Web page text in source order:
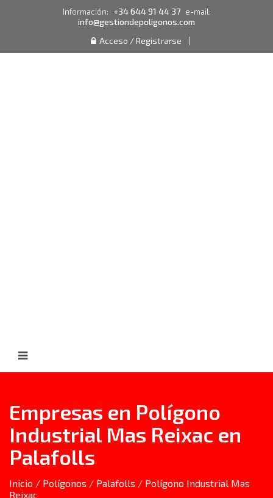
Información: +34 644 91 44 37 e-mail:
info@gestiondepoligonos.com
Acceso / Registrarse
Empresas en Polígono
Industrial Mas Reixac en
Palafolls
Inicio / Polígonos / Palafolls / Polígono Industrial Mas
Reixac